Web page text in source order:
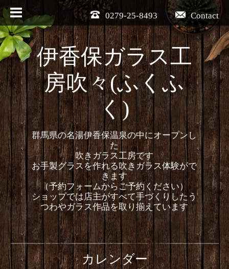
Contact
0279-25-8493
伊香保ガラス工
房吹々(ふくふ
く)
群馬県の名湯伊香保温泉の中にオープンし
た
吹きガラス工房です
お手製グラスを作れる吹きガラス体験がで
きます
（予約フォームからご予約ください）
ショップでは店主がすべて手づくりしたう
つわやガラス作品を取り揃えています
カレンダー